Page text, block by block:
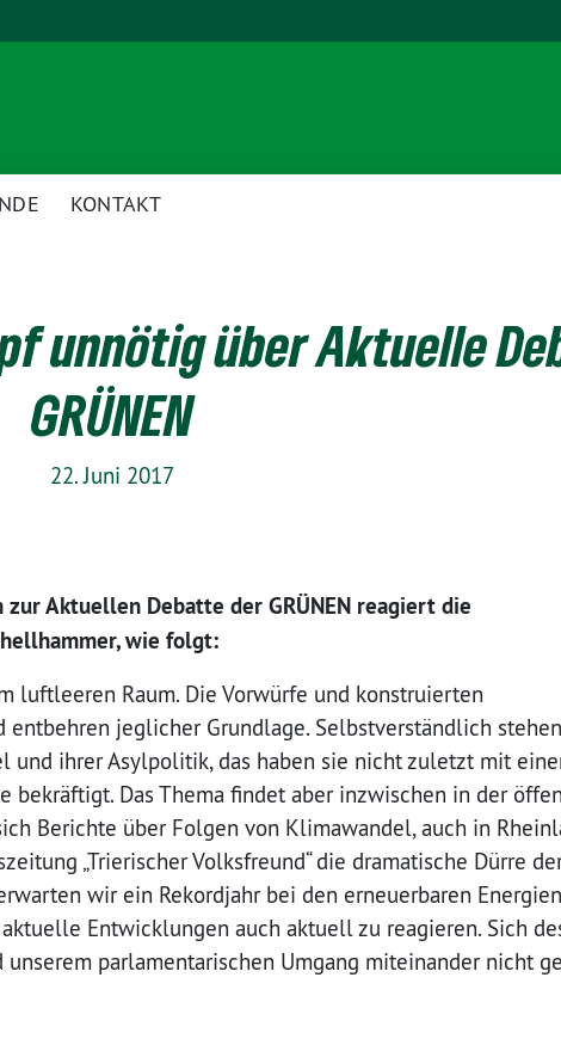
KONTAKT
unnötig über Aktuelle
GRÜNEN
22. Juni 2017
Aktuellen Debatte der GRÜNEN reagiert die
wie folgt:
luftleeren Raum. Die Vorwürfe und konstruierten
jeglicher Grundlage. Selbstverständlich
und ihrer Asylpolitik, das haben sie nicht zuletzt mit
bekräftigt. Das Thema findet aber inzwischen in der
Berichte über Folgen von Klimawandel, auch in
„Trierischer Volksfreund“ die dramatische Dürre
wir ein Rekordjahr bei den erneuerbaren
Entwicklungen auch aktuell zu reagieren. Sich
parlamentarischen Umgang miteinander nicht